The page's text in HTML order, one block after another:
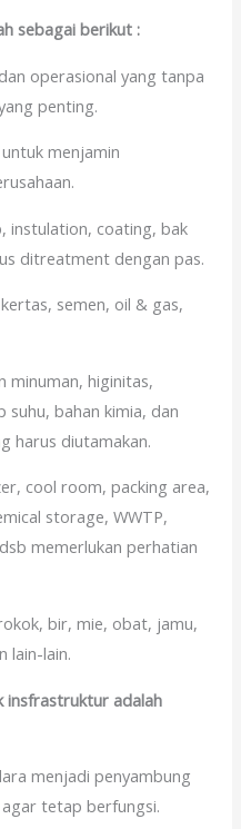
sebagai berikut :
operasional yang tanpa
penting.
menjamin
instulation, coating, bak
ditreatment dengan pas.
semen, oil & gas,
minuman, higinitas,
suhu, bahan kimia, dan
harus diutamakan.
cool room, packing area,
storage, WWTP,
memerlukan perhatian
bir, mie, obat, jamu,
lain-lain.
insfrastruktur adalah
menjadi penyambung
tetap berfungsi.